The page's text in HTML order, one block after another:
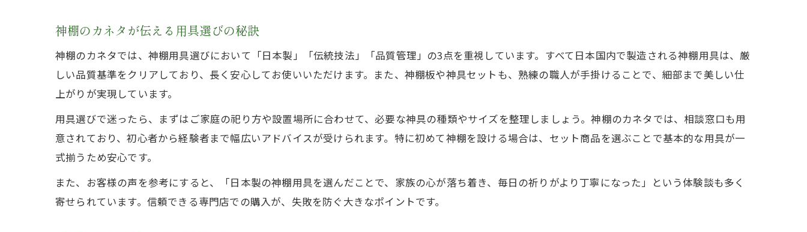
神棚のカネタ流配置マナーとタブー解説
神棚神具配置で感じるご加護のポイント
神棚用具ミニセットの活用ポイント
神棚・高級神棚板とミニ神具の相性
高級神棚板でも使えるミニ神具活用法
神棚用具の管理を楽にするコツ
神棚のカネタが伝える用具選びの秘訣
神棚のカネタでは、神棚用具選びにおいて「日本製」「伝統技法」「品質管理」の3点を重視しています。すべて日本国内で製造される神棚用具は、厳
しい品質基準をクリアしており、長く安心してお使いいただけます。また、神棚板や神具セットも、熟練の職人が手掛けることで、細部まで美しい仕
上がりが実現しています。
用具選びで迷ったら、まずはご家庭の祀り方や設置場所に合わせて、必要な神具の種類やサイズを整理しましょう。神棚のカネタでは、相談窓口も用
意されており、初心者から経験者まで幅広いアドバイスが受けられます。特に初めて神棚を設ける場合は、セット商品を選ぶことで基本的な用具が一
式揃うため安心です。
また、お客様の声を参考にすると、「日本製の神棚用具を選んだことで、家族の心が落ち着き、毎日の祈りがより丁寧になった」という体験談も多く
寄せられています。信頼できる専門店での購入が、失敗を防ぐ大きなポイントです。